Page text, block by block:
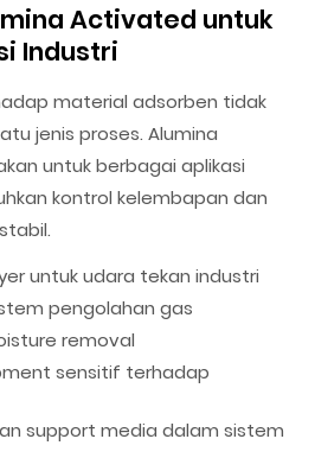
Activated untuk
Industri
material adsorben tidak
jenis proses. Alumina
untuk berbagai aplikasi
kontrol kelembapan dan
untuk udara tekan industri
pengolahan gas
removal
sensitif terhadap
support media dalam sistem